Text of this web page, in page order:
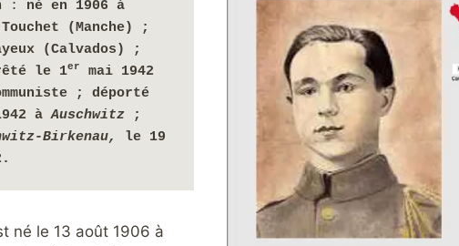
:
né en 1906 à
Touchet (Manche) ;
(Calvados) ;
le 1er
mai 1942
; déporté
à Auschwitz ;
Birkenau, le 19
né le 13 août 1906 à